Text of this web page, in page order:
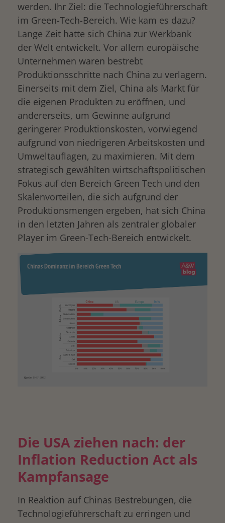
werden. Ihr Ziel: die Technologieführerschaft
im Green-Tech-Bereich. Wie kam es dazu?
Lange Zeit hatte sich China zur Werkbank
der Welt entwickelt. Vor allem europäische
Unternehmen waren bestrebt
Produktionsschritte nach China zu verlagern.
Einerseits mit dem Ziel, China als Markt für
die eigenen Produkten zu eröffnen, und
andererseits, um Gewinne aufgrund
geringerer Produktionskosten, vorwiegend
aufgrund von niedrigeren Arbeitskosten und
Umweltauflagen, zu maximieren. Mit dem
strategisch gewählten wirtschaftspolitischen
Fokus auf den Bereich Green Tech und den
Skalenvorteilen, die sich aufgrund der
Produktionsmengen ergeben, hat sich China
in den letzten Jahren als zentraler globaler
Player im Green-Tech-Bereich entwickelt.
Die USA ziehen nach: der
Inflation Reduction Act als
Kampfansage
In Reaktion auf Chinas Bestrebungen, die
Technologieführerschaft zu erringen und
drucken